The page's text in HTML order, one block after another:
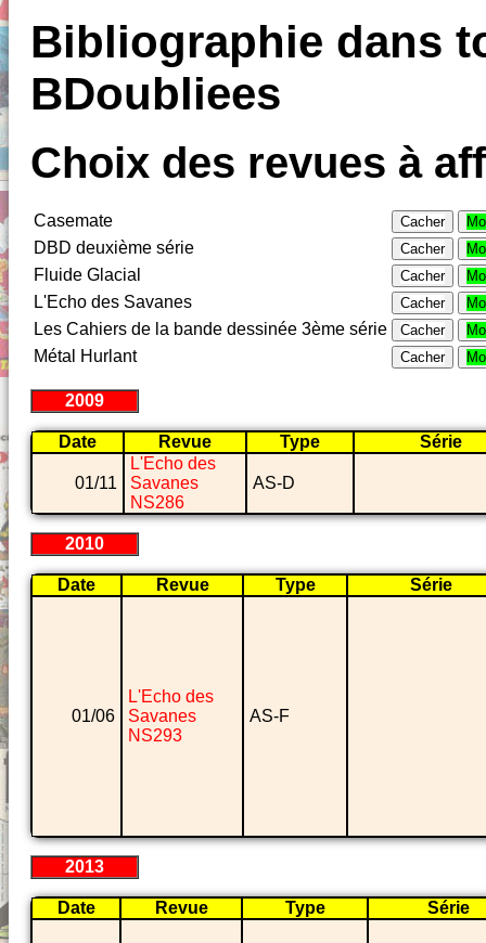
Bibliographie dans
BDoubliees
Choix des revues à
Casemate Cacher
DBD deuxième série Cacher
Fluide Glacial Cacher
L'Echo des Savanes Cacher
Les Cahiers de la bande dessinée 3ème série Cacher
Métal Hurlant Cacher
2009
Date Revue Type Série
01/11
L'Echo des
Savanes
NS286
AS-D
2010
Date Revue Type Série
01/06
L'Echo des
Savanes
NS293
AS-F
2013
Date Revue Type Série